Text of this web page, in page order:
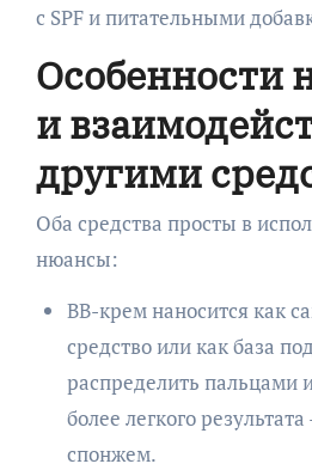
с SPF и питательными
Особенности
и
другими
Оба средства просты в
нюансы:
BB-крем наносится как
средство или как база
распределить пальцами
более легкого
спонжем.